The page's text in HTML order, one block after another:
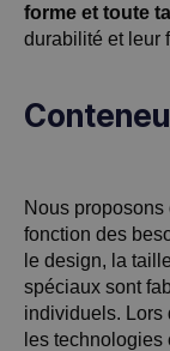
forme et toute
durabilité et leur
Nous
fonction des
le design, la
spéciaux sont
individuels. Lors
les